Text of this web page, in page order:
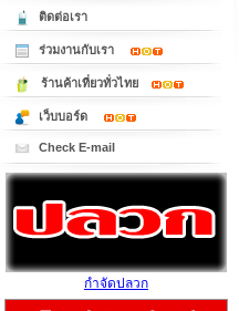
ติดต่อเรา
ร่วมงานกับเรา
ร้านค้าเที่ยวทั่วไทย
เว็บบอร์ด
Check E-mail
กำจัดปลวก